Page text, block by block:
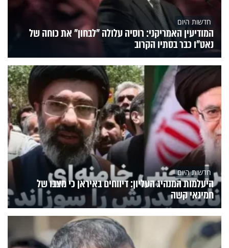
חדשות היום
המודיעין האמריקני: רוסיה עלולה "לבחון" את כוחה של
נאט"ו כבר בסתיו הקרוב
חדשות היום
היעלמות המנהיג העליון: דיווחים באיראן כי מצבו של
חמינאי קשה